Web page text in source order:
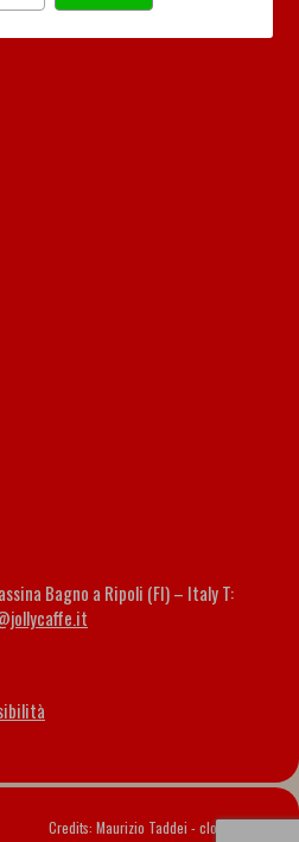
Bagno a Ripoli (FI) – Italy T:
Credits: Maurizio Taddei -cloveritaly.it